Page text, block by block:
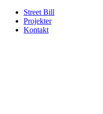
Street Bill
Projekter
Kontakt